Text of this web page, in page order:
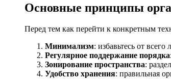
Основные принципы
Перед тем как перейти к конкретным
Минимализм: избавьтесь от
Регулярное поддержание порядка
Зонирование пространства:
Удобство хранения: правильная